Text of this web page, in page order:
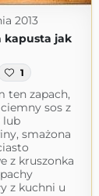
2013
kapusta jak
1
ten zapach,
sos z
lub
smażona
z kruszonka
z kuchni u